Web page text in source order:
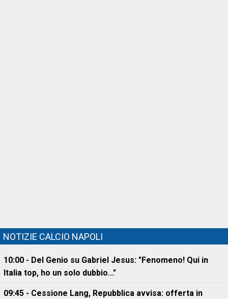
NOTIZIE CALCIO NAPOLI
10:00 - Del Genio su Gabriel Jesus: "Fenomeno! Qui in
Italia top, ho un solo dubbio..."
09:45 - Cessione Lang, Repubblica avvisa: offerta in